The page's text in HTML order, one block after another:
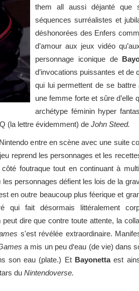
them all aussi déjanté que
séquences surréalistes et
déshonorées des Enfers
d’amour aux jeux vidéo
personnage iconique de
d’invocations puissantes et
qui lui permettent de se
une femme forte et sûre d’elle
archétype féminin hyper
(la lettre évidemment) de John Steed.
entre en scène avec une suite
reprend les personnages et les
foutraque tout en continuant à
personnages défient les lois de la
en outre beaucoup plus féerique et
qui fait désormais littéralement
dire que contre toute attente, la
s'est révélée extraordinaire.
a mis un peu d‘eau (de vie) dans
son eau (plate.) Et Bayonettaest
du Nintendoverse.